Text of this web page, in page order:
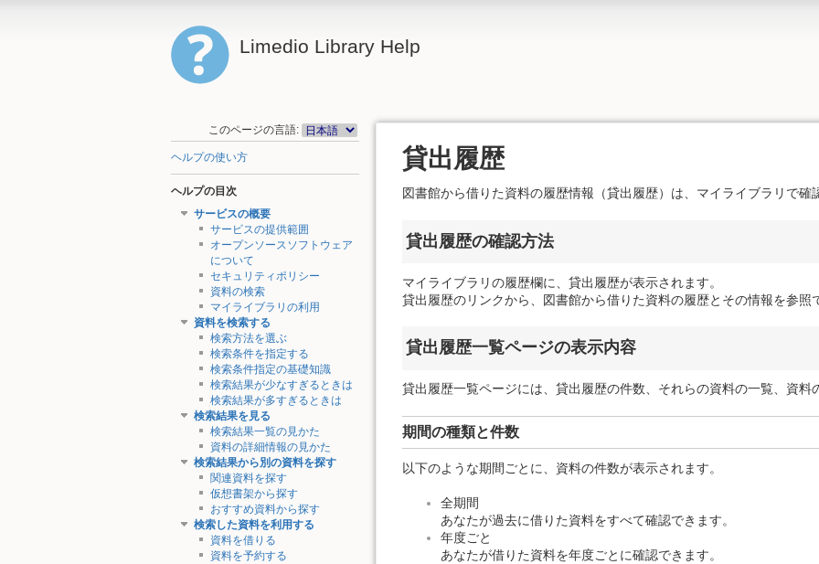
Limedio Library Help
このページの言語:
ヘルプの使い方
ヘルプの目次
サービスの概要
サービスの提供範囲
オープンソースソフトウェア
について
セキュリティポリシー
資料の検索
マイライブラリの利用
資料を検索する
検索方法を選ぶ
検索条件を指定する
検索条件指定の基礎知識
検索結果が少なすぎるときは
検索結果が多すぎるときは
検索結果を見る
検索結果一覧の見かた
資料の詳細情報の見かた
検索結果から別の資料を探す
関連資料を探す
仮想書架から探す
おすすめ資料から探す
検索した資料を利用する
資料を借りる
資料を予約する
貸出履歴
図書館から借りた資料の履歴情報（貸出履歴）は、マイライブラリで確
貸出履歴の確認方法
マイライブラリの履歴欄に、貸出履歴が表示されます。
貸出履歴のリンクから、図書館から借りた資料の履歴とその情報を参照
貸出履歴一覧ページの表示内容
貸出履歴一覧ページには、貸出履歴の件数、それらの資料の一覧、資料
期間の種類と件数
以下のような期間ごとに、資料の件数が表示されます。
全期間
あなたが過去に借りた資料をすべて確認できます。
年度ごと
あなたが借りた資料を年度ごとに確認できます。